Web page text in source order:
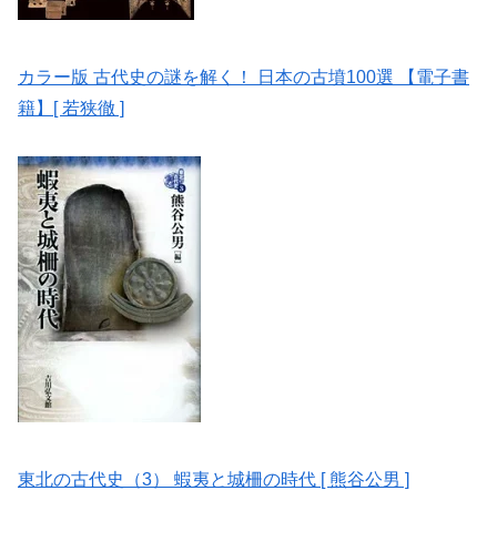
カラー版 古代史の謎を解く！ 日本の古墳100選 【電子書
籍】[ 若狭徹 ]
東北の古代史（3） 蝦夷と城柵の時代 [ 熊谷公男 ]